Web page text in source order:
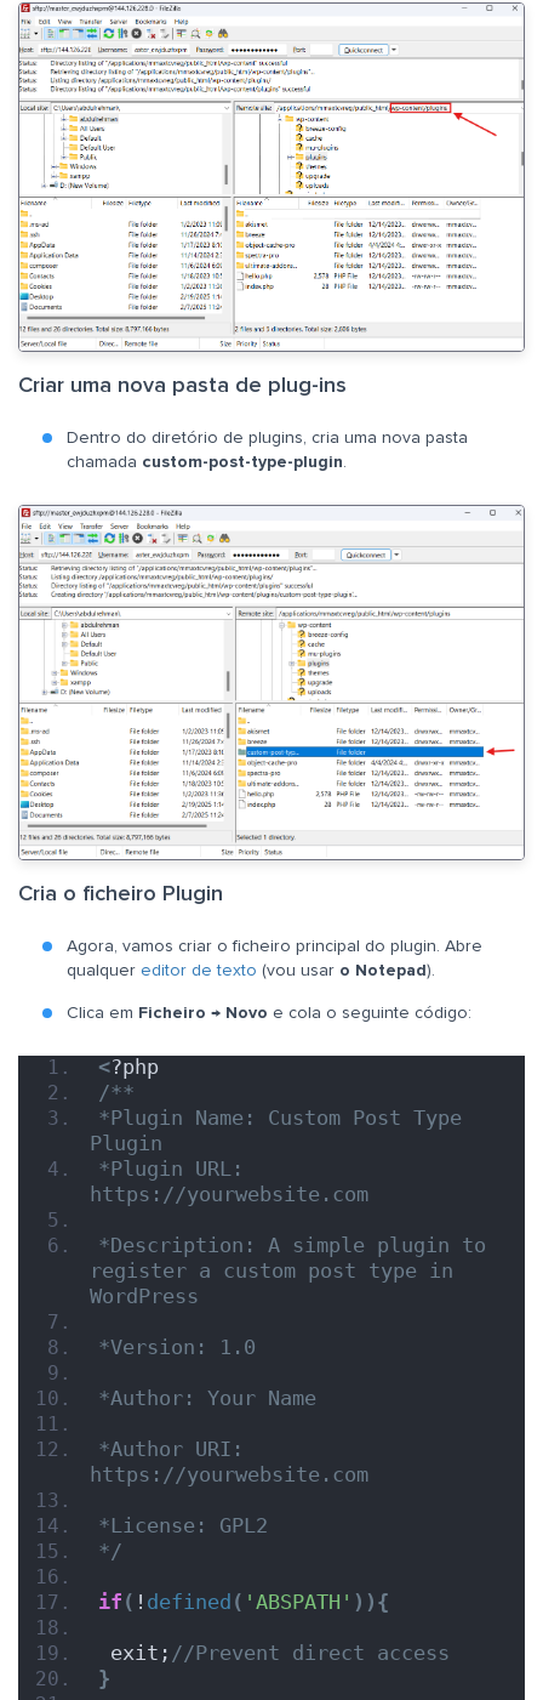
Criar uma nova pasta de plug-ins
Dentro do diretório de plugins, cria uma nova pasta
chamada custom-post-type-plugin.
Cria o ficheiro Plugin
Agora, vamos criar o ficheiro principal do plugin. Abre
qualquer editor de texto (vou usar o Notepad ).
Clica em Ficheiro → Novo e cola o seguinte código:
<?php
/**
*Plugin Name: Custom Post Type
Plugin
*Plugin URL:
https://yourwebsite.com
*Description: A simple plugin to
register a custom post type in
WordPress
*Version: 1.0
*Author: Your Name
*Author URI:
https://yourwebsite.com
*License: GPL2
*/
if ( ! defined ( 'ABSPATH' )){
exit; //Prevent direct access
}